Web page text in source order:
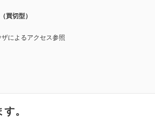
買切型）
によるアクセス参照
。